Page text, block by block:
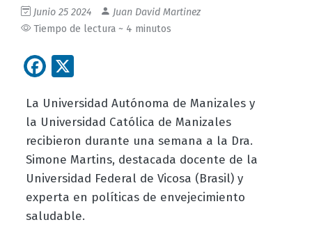
Junio 25 2024
Juan David Martinez
Tiempo de lectura ~ 4 minutos
Facebook
La Universidad Autónoma de Manizales y
la Universidad Católica de Manizales
recibieron durante una semana a la Dra.
Simone Martins, destacada docente de la
Universidad Federal de Vicosa (Brasil) y
experta en políticas de envejecimiento
saludable.